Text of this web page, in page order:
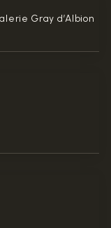
Gray d’Albion